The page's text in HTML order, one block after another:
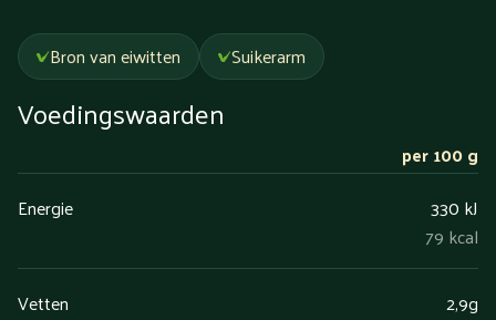
Bron van eiwitten Suikerarm
Voedingswaarden
per 100 g
Energie
330 kJ
79 kcal
Vetten 2,9g